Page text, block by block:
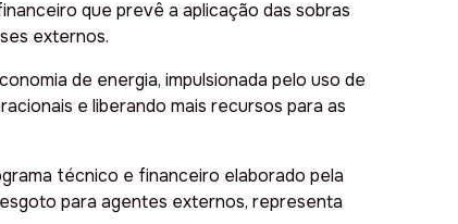
que prevê a aplicação das sobras
externos.
de energia, impulsionada pelo uso de
e liberando mais recursos para as
técnico e financeiro elaborado pela
para agentes externos, representa